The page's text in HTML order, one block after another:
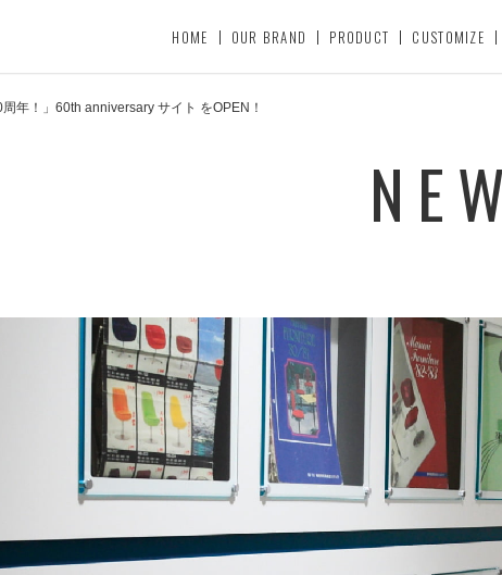
HOME OUR BRAND PRODUCT CUSTOMIZE
周年！」60th anniversary サイト をOPEN！